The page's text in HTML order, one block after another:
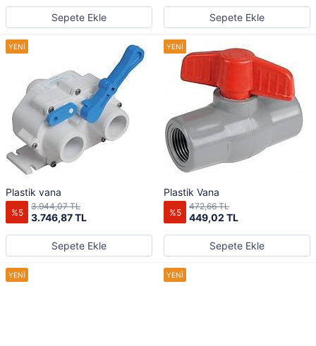
Sepete Ekle Sepete Ekle
Plastik vana
%5 3.746,87 TL
3.944,07 TL
Sepete Ekle
Plastik Vana
%5 449,02 TL
472,66 TL
Sepete Ekle